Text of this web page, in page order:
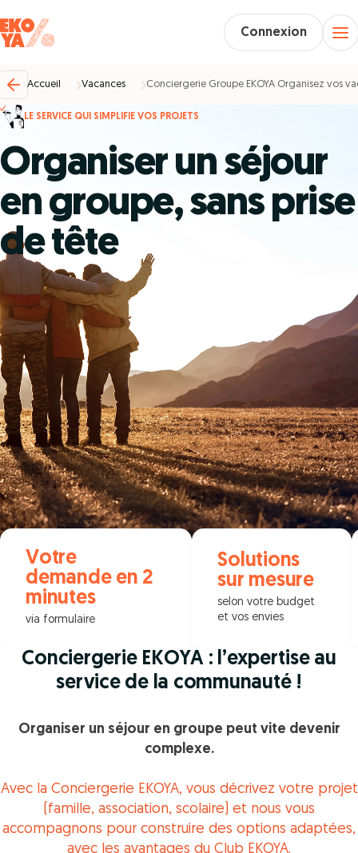
Connexion
Accueil Vacances Conciergerie Groupe EKOYA Organisez vos
LE SERVICE QUI SIMPLIFIE VOS PROJETS
Organiser un séjour
en groupe, sans prise
de tête
Votre
demande en 2
minutes
via formulaire
Solutions
sur mesure
selon votre budget
et vos envies
Conciergerie EKOYA : l’expertise au
service de la communauté !
Organiser un séjour en groupe peut vite devenir
complexe.
Avec la Conciergerie EKOYA, vous décrivez votre projet
(famille, association, scolaire) et nous vous
accompagnons pour construire des options adaptées,
avec les avantages du Club EKOYA.